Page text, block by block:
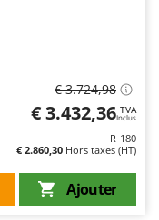
€ 3.724,98
€ 3.432,36 TVA
Inclus
R-180
€ 2.860,30 Hors taxes (HT)
Ajouter